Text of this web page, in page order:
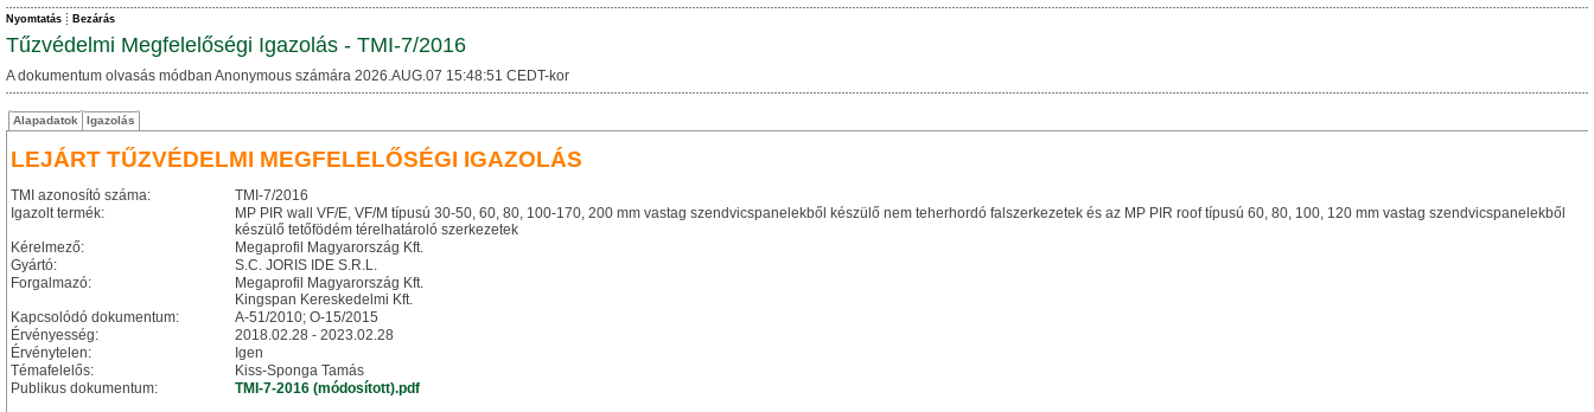
Nyomtatás Bezárás
Tűzvédelmi Megfelelőségi Igazolás - TMI-7/2016
A dokumentum olvasás módban Anonymous számára 2026.AUG.07 15:48:51 CEDT-kor
Alapadatok Igazolás
LEJÁRT TŰZVÉDELMI MEGFELELŐSÉGI IGAZOLÁS
TMI azonosító száma:
TMI-7/2016
Igazolt termék:
MP PIR wall VF/E, VF/M típusú 30-50, 60, 80, 100-170, 200 mm vastag szendvicspanelekből készülő nem teherhordó falszerkezetek és az MP PIR roof típusú 60, 80, 100, 120 mm vastag szendvicspanelekből
készülő tetőfödém térelhatároló szerkezetek
Kérelmező:
Megaprofil Magyarország Kft.
Gyártó:
S.C. JORIS IDE S.R.L.
Forgalmazó:
Megaprofil Magyarország Kft.
Kingspan Kereskedelmi Kft.
Kapcsolódó dokumentum:
A-51/2010; O-15/2015
Érvényesség:
2018.02.28 - 2023.02.28
Érvénytelen:
Igen
Témafelelős:
Kiss-Sponga Tamás
Publikus dokumentum:
TMI-7-2016 (módosított).pdf